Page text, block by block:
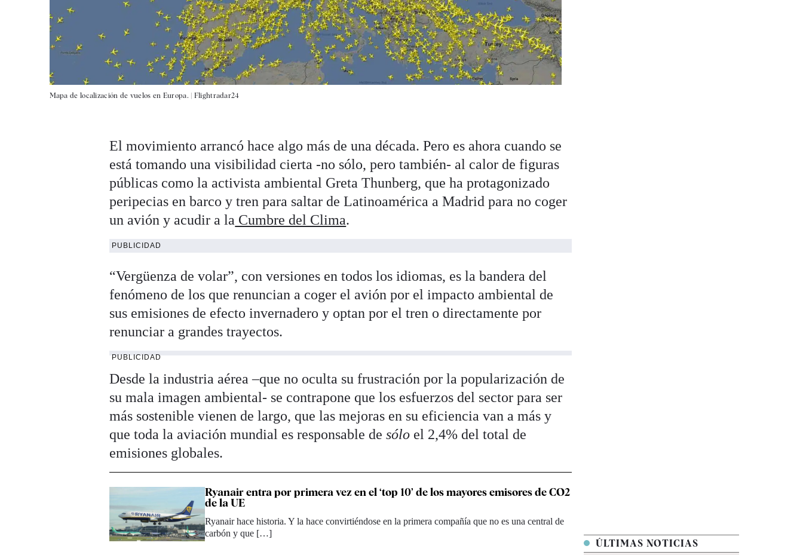
Mapa de localización de vuelos en Europa. | Flightradar24
El movimiento arrancó hace algo más de una década. Pero es ahora cuando se
está tomando una visibilidad cierta -no sólo, pero también- al calor de figuras
públicas como la activista ambiental Greta Thunberg, que ha protagonizado
peripecias en barco y tren para saltar de Latinoamérica a Madrid para no coger
un avión y acudir a la Cumbre del Clima.
PUBLICIDAD
“Vergüenza de volar”, con versiones en todos los idiomas, es la bandera del
fenómeno de los que renuncian a coger el avión por el impacto ambiental de
sus emisiones de efecto invernadero y optan por el tren o directamente por
renunciar a grandes trayectos.
PUBLICIDAD
Desde la industria aérea –que no oculta su frustración por la popularización de
su mala imagen ambiental- se contrapone que los esfuerzos del sector para ser
más sostenible vienen de largo, que las mejoras en su eficiencia van a más y
que toda la aviación mundial es responsable desólo el 2,4% del total de
emisiones globales.
Ryanair entra por primera vez en el ‘top 10’ de los mayores emisores de CO2
de la UE
Ryanair hace historia. Y la hace convirtiéndose en la primera compañía que no es una central de
carbón y que […]
ÚLTIMAS NOTICIAS